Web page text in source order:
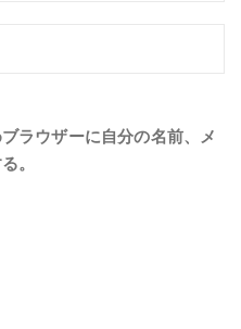
ラウザーに自分の名前、メ
。